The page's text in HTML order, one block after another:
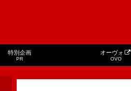
特別企画
PR
オーヴォ
OVO